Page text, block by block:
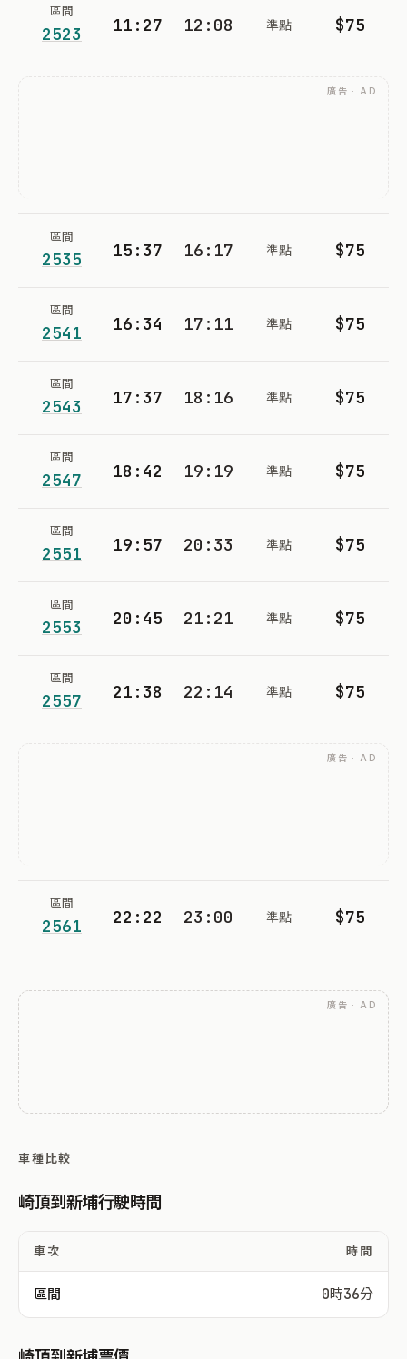
區間
2523 11:27 12:08 準點 $75
廣告 · AD
區間
2535 15:37 16:17 準點 $75
區間
2541 16:34 17:11 準點 $75
區間
2543 17:37 18:16 準點 $75
區間
2547 18:42 19:19 準點 $75
區間
2551 19:57 20:33 準點 $75
區間
2553 20:45 21:21 準點 $75
區間
2557 21:38 22:14 準點 $75
廣告 · AD
區間
2561 22:22 23:00 準點 $75
廣告 · AD
車種比較
崎頂到新埔行駛時間
車次 時間
區間 0時36分